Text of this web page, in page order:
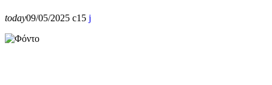
today09/05/2025 15